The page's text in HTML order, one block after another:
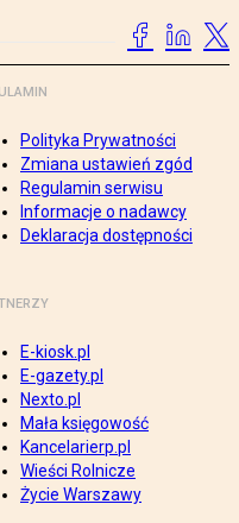
Polityka Prywatności
Zmiana ustawień zgód
Regulamin serwisu
Informacje o nadawcy
Deklaracja dostępności
E-kiosk.pl
E-gazety.pl
Nexto.pl
Mała księgowość
Kancelarierp.pl
Wieści Rolnicze
Życie Warszawy